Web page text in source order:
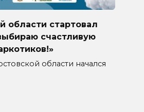
области стартовал
счастливую
области начался